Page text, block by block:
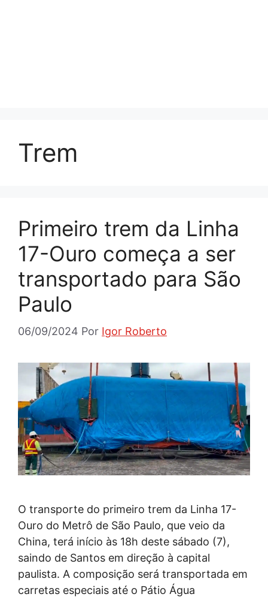
Trem
Primeiro trem da Linha
17-Ouro começa a ser
transportado para São
Paulo
06/09/2024 Por Igor Roberto
O transporte do primeiro trem da Linha 17-
Ouro do Metrô de São Paulo, que veio da
China, terá início às 18h deste sábado (7),
saindo de Santos em direção à capital
paulista. A composição será transportada em
carretas especiais até o Pátio Água